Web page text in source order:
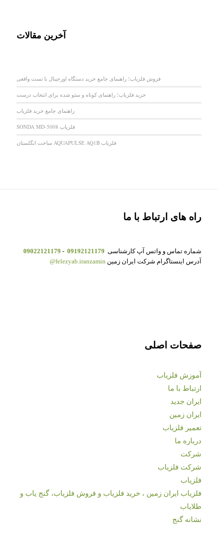
آخرین مقالات
فروش فلزیاب؛ راهنمای جامع خرید دستگاه اورجینال با تست واقعی
خرید فلزیاب؛ راهنمای کوتاه و سئو شده برای انتخاب درست
راهنمای جامع خرید فلزیاب
فلزیاب SONDA MD-5008
فلزیاب AQUAPULSE AQ1B ساخت انگلستان
راه های ارتباط با ما
شماره تماس و واتس آپ کارشناسی 09192121179
-
09022121179
آدرس اینستاگرام شرکت ایران زمین felezyab.iranzamin@
صفحات اصلی
آموزش فلزیاب
ارتباط با ما
ایران جدید
ایران زمین
تعمیر فلزیاب
درباره ما
شرکت
شرکت فلزیاب
فلزیاب
فلزیاب ایران زمین ، خرید فلزیاب و فروش فلزیاب، گنج یاب و
طلایاب
نشانه گنج